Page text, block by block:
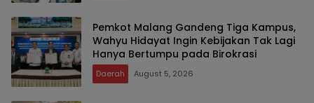
Pemkot Malang Gandeng Tiga Kampus,
Wahyu Hidayat Ingin Kebijakan Tak Lagi
Hanya Bertumpu pada Birokrasi
Daerah August 5, 2026